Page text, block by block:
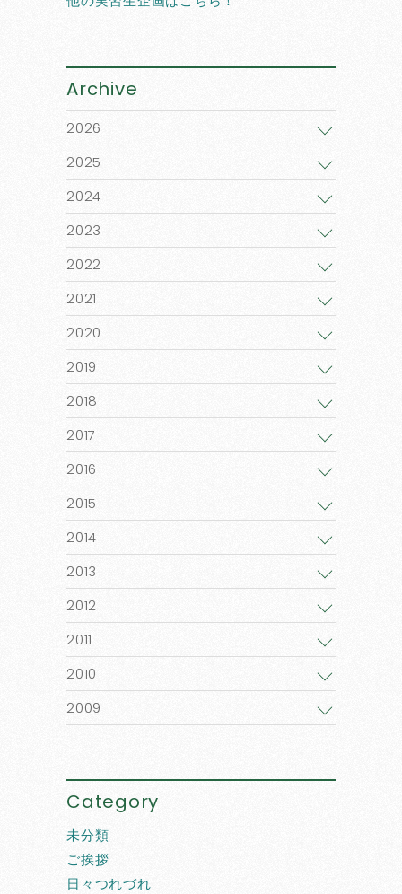
Archive
2026
2025
2024
2023
2022
2021
2020
2019
2018
2017
2016
2015
2014
2013
2012
2011
2010
2009
Category
未分類
ご挨拶
日々つれづれ